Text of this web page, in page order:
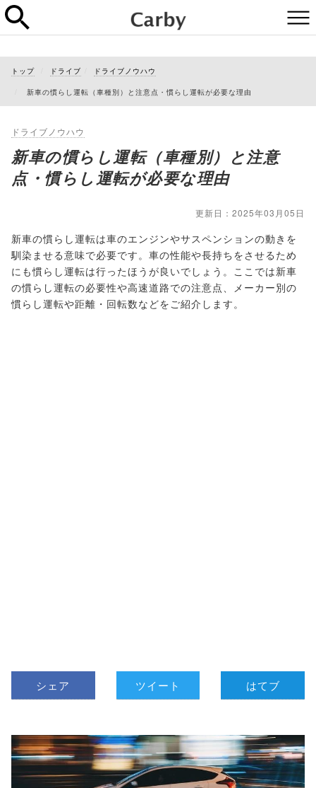
トップ ドライブ ドライブノウハウ
新車の慣らし運転（車種別）と注意点・慣らし運転が必要な理由
ドライブノウハウ
新車の慣らし運転（車種別）と注意
点・慣らし運転が必要な理由
更新日：2025年03月05日
新車の慣らし運転は車のエンジンやサスペンションの動きを
馴染ませる意味で必要です。車の性能や長持ちをさせるため
にも慣らし運転は行ったほうが良いでしょう。ここでは新車
の慣らし運転の必要性や高速道路での注意点、メーカー別の
慣らし運転や距離・回転数などをご紹介します。
シェア ツイート はてブ